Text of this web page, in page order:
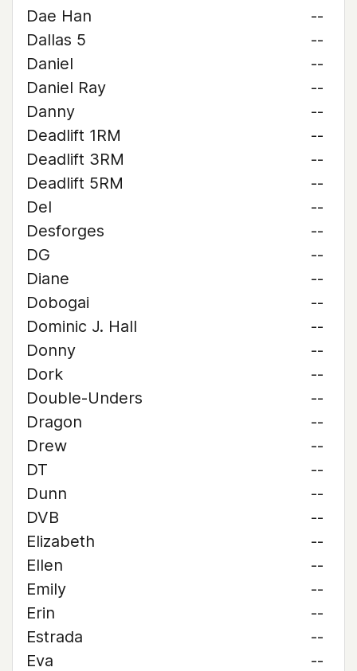
Dae Han
--
Dallas 5
--
Daniel
--
Daniel Ray
--
Danny
--
Deadlift 1RM
--
Deadlift 3RM
--
Deadlift 5RM
--
Del
--
Desforges
--
DG
--
Diane
--
Dobogai
--
Dominic J. Hall
--
Donny
--
Dork
--
Double-Unders
--
Dragon
--
Drew
--
DT
--
Dunn
--
DVB
--
Elizabeth
--
Ellen
--
Emily
--
Erin
--
Estrada
--
Eva
--